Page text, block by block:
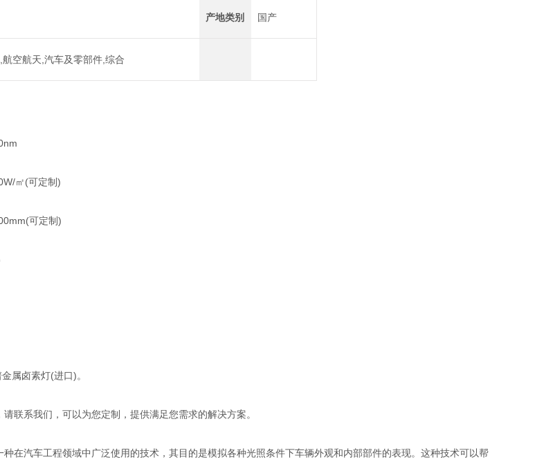
产地类别 国产
空航天,汽车及零部件,综合
㎡(可定制)
可定制)
卤素灯(进口)。
系我们，可以为您定制，提供满足您需求的解决方案。
种在汽车工程领域中广泛使用的技术，其目的是模拟各种光照条件下车辆外观和内部部件的表现。这种技术可以帮